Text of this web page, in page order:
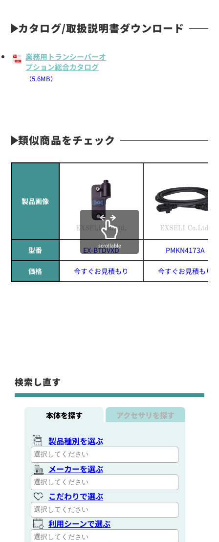
カタログ/取扱説明書ダウンロード
業務用トランシーバーオ
プション総合カタログ
（5.6MB）
類似商品をチェック
製品画像
型番 EX-BTDVXD PMKN4173A
価格 今すぐお見積もり 今すぐお見積もり
scrollable
検索し直す
本体を探す アクセサリを探す
製品種別を選ぶ
メーカーを選ぶ
こだわりで選ぶ
利用シーンで選ぶ